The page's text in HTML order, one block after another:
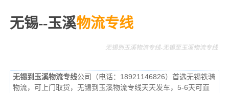
无锡--玉溪物流专线
无锡到玉溪物流专线-无锡至玉溪物流专线
无锡到玉溪物流专线公司（电话：18921146826）首选无锡铁骑
物流，可上门取货，无锡到玉溪物流专线天天发车，5-6天可直